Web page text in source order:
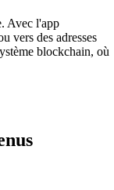
Avec l'app
vers des adresses
blockchain, où